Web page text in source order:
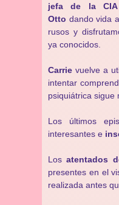
jefa de la CIA
Otto dando vida a
rusos y
ya conocidos.
Carrie vuelve a
intentar
psiquiátrica sigue
Los últimos
interesantes e
Losatentados
presentes en el
realizada antes